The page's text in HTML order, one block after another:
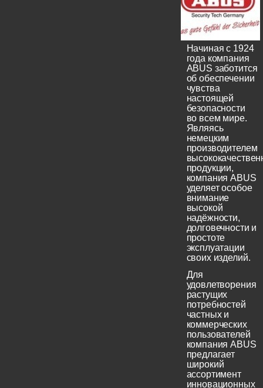
Начиная с 1924
года компания
ABUS заботится
об обеспечении
чувства
настоящей
безопасности
во всем мире.
Являясь
немецким
производителем
продукции,
компания ABUS
уделяет особое
внимание
высокой
надёжности,
долговечности и
простоте
эксплуатации
своих изделий.
Для
удовлетворения
растущих
потребностей
частных и
коммерческих
пользователей
компания ABUS
предлагает
широкий
ассортимент
инновационных